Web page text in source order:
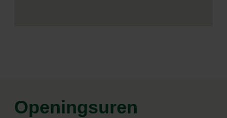
Openingsuren